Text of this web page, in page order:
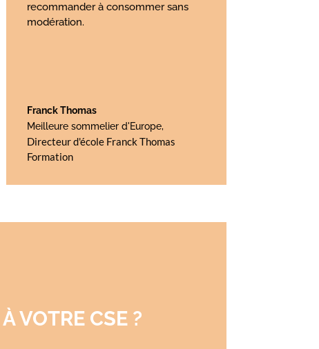
recommander à consommer sans
modération.
Franck Thomas
Meilleure sommelier d'Europe,
Directeur d'école Franck Thomas
Formation
VOTRE CSE ?